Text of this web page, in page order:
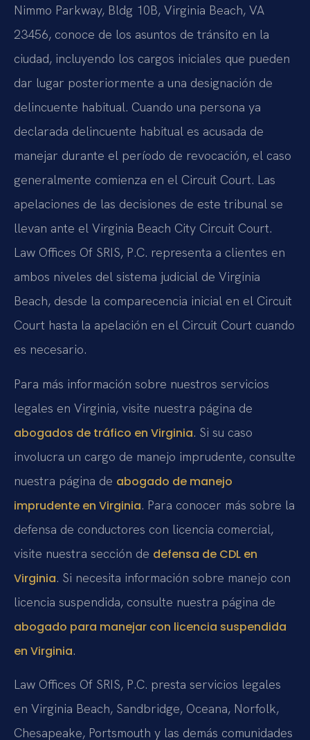
Nimmo Parkway, Bldg 10B, Virginia Beach, VA
23456, conoce de los asuntos de tránsito en la
ciudad, incluyendo los cargos iniciales que pueden
dar lugar posteriormente a una designación de
delincuente habitual. Cuando una persona ya
declarada delincuente habitual es acusada de
manejar durante el período de revocación, el caso
generalmente comienza en el Circuit Court. Las
apelaciones de las decisiones de este tribunal se
llevan ante el Virginia Beach City Circuit Court.
Law Offices Of SRIS, P.C. representa a clientes en
ambos niveles del sistema judicial de Virginia
Beach, desde la comparecencia inicial en el Circuit
Court hasta la apelación en el Circuit Court cuando
es necesario.
Para más información sobre nuestros servicios
legales en Virginia, visite nuestra página de
abogados de tráfico en Virginia. Si su caso
involucra un cargo de manejo imprudente, consulte
nuestra página de abogado de manejo
imprudente en Virginia. Para conocer más sobre la
defensa de conductores con licencia comercial,
visite nuestra sección de defensa de CDL en
Virginia. Si necesita información sobre manejo con
licencia suspendida, consulte nuestra página de
abogado para manejar con licencia suspendida
en Virginia.
Law Offices Of SRIS, P.C. presta servicios legales
en Virginia Beach, Sandbridge, Oceana, Norfolk,
Chesapeake, Portsmouth y las demás comunidades